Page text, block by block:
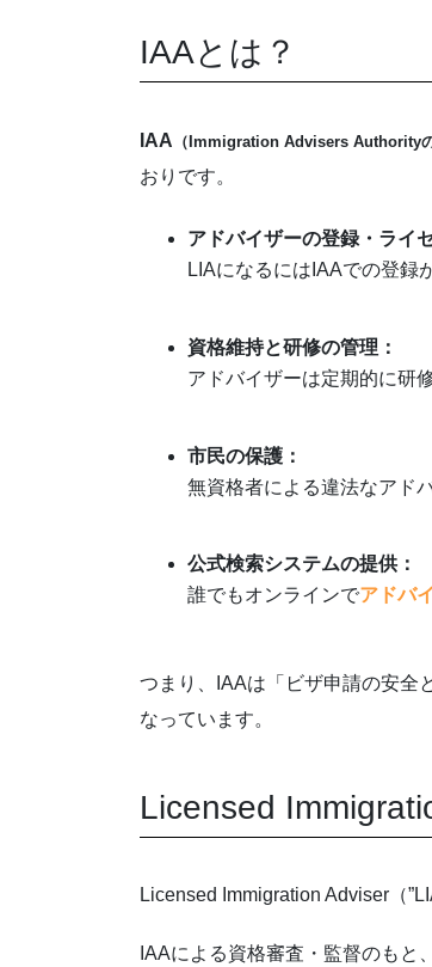
IAAとは？
IAA （ Immigration Advisers Authorityの
おりです。
アドバイザーの登録・ライ
LIAになるにはIAAでの登録
資格維持と研修の管理：
アドバイザーは定期的に研
市民の保護：
無資格者による違法なアド
公式検索システムの提供：
誰でもオンラインでアドバ
つまり、IAAは「ビザ申請の安全
なっています。
Licensed
Licensed Immigration Adviser（
IAAによる資格審査・監督のもと